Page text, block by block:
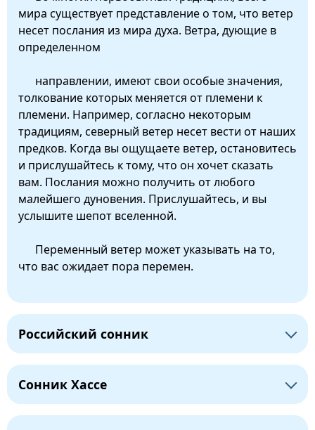
мира существует представление о том, что ветер
несет послания из мира духа. Ветра, дующие в
определенном
направлении, имеют свои особые значения,
толкование которых меняется от племени к
племени. Например, согласно некоторым
традициям, северный ветер несет вести от наших
предков. Когда вы ощущаете ветер, остановитесь
и прислушайтесь к тому, что он хочет сказать
вам. Послания можно получить от любого
малейшего дуновения. Прислушайтесь, и вы
услышите шепот вселенной.
Переменный ветер может указывать на то,
что вас ожидает пора перемен.
Российский сонник
Сонник Хассе